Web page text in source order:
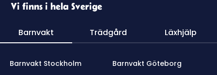
Vi finns i hela Sverige
Barnvakt Trädgård Läxhjälp
Barnvakt Stockholm
Barnvakt Göteborg